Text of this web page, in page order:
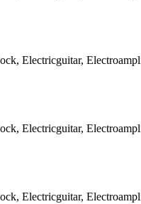
Electricguitar,
Electricguitar,
Electricguitar,